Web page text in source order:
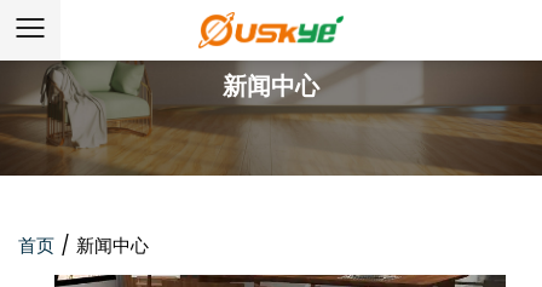
新闻中心
首页 / 新闻中心